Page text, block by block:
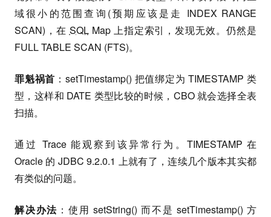
域很小的范围查询(预期应该是走 INDEX RANGE
SCAN)，在 SQLMap 上指定索引，发现无效。仍然是
FULL TABLE SCAN (FTS)。
罪魁祸首 ：setTimestamp() 把值绑定为 TIMESTAMP 类
型，这样和 DATE 类型比较的时候，CBO 就会选择全表
扫描。
通过 Trace 能观察到该异常行为。TIMESTAMP 在
Oracle 的 JDBC 9.2.0.1 上就有了，连续几个版本其实都
有类似的问题。
解决办法 ：使用 setString() 而不是 setTimestamp() 方